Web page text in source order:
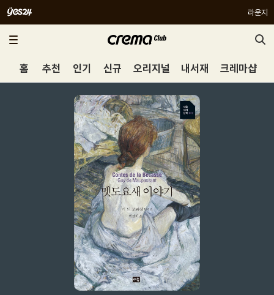
라운지
홈 추천 인기 신규 오리지널 내서재 크레마샵